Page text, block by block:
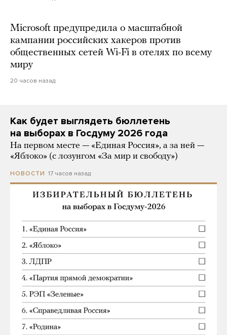
Microsoft предупредила о масштабной
кампании российских хакеров против
общественных сетей Wi-Fi в отелях по всему
миру
20 часов назад
Как будет выглядеть бюллетень
на выборах в Госдуму 2026 года
На первом месте — «Единая Россия», а за ней —
«Яблоко» (с лозунгом «За мир и свободу»)
НОВОСТИ 17 часов назад